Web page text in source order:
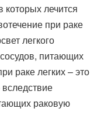
лечится
при раке
легкого
питающих
раке легких – это
вследствие
раковую